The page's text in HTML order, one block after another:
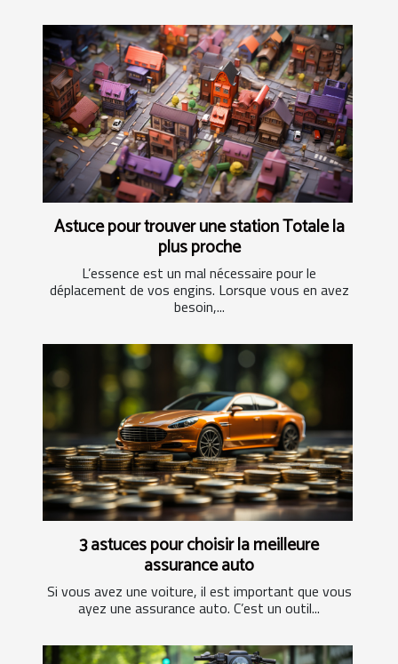
Astuce pour trouver une station Totale la
plus proche
L’essence est un mal nécessaire pour le
déplacement de vos engins. Lorsque vous en avez
besoin,...
3 astuces pour choisir la meilleure
assurance auto
Si vous avez une voiture, il est important que vous
ayez une assurance auto. C’est un outil...